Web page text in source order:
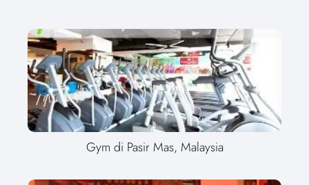
Gym di Pasir Mas, Malaysia